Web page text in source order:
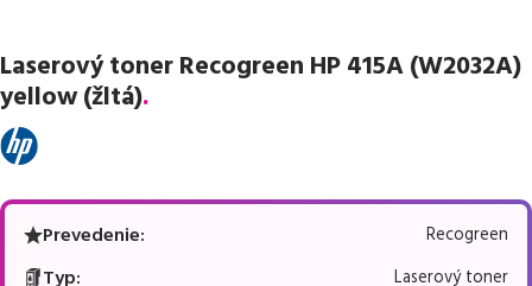
Laserový toner Recogreen HP 415A (W2032A)
yellow (žltá).
Prevedenie: Recogreen
Typ: Laserový toner